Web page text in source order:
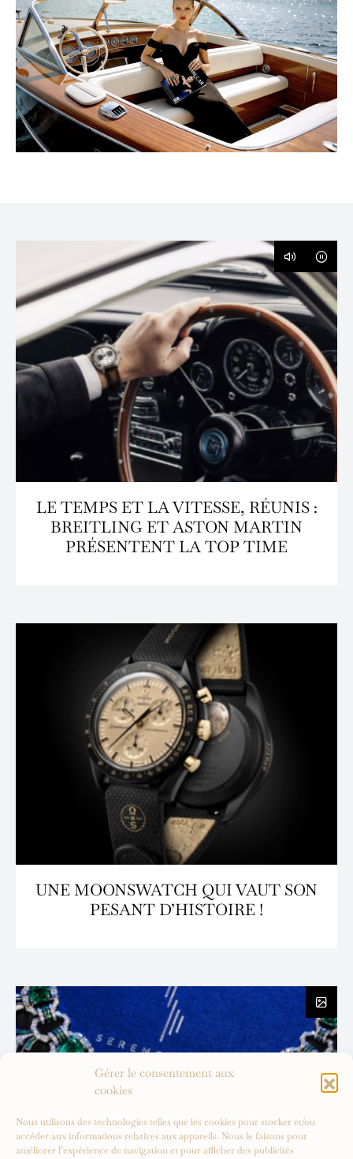
Gérer le consentement aux
cookies
Nous utilisons des technologies telles que les cookies pour stocker et/ou
accéder aux informations relatives aux appareils. Nous le faisons pour
améliorer l’expérience de navigation et pour afficher des publicités
LE TEMPS ET LA VITESSE, RÉUNIS :
BREITLING ET ASTON MARTIN
PRÉSENTENT LA TOP TIME
UNE MOONSWATCH QUI VAUT SON
PESANT D’HISTOIRE !